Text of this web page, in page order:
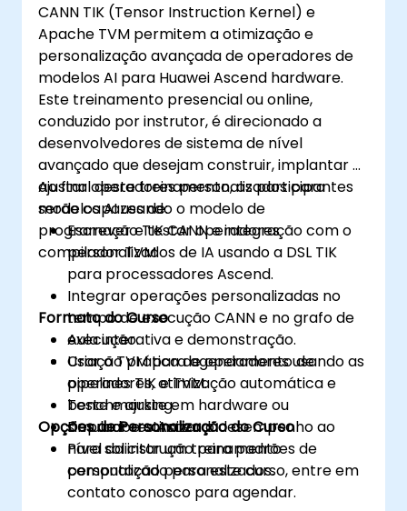
CANN TIK (Tensor Instruction Kernel) e
Apache TVM permitem a otimização e
personalização avançada de operadores de
modelos AI para Huawei Ascend hardware.
Este treinamento presencial ou online,
conduzido por instrutor, é direcionado a
desenvolvedores de sistema de nível
avançado que desejam construir, implantar e
ajustar operadores personalizados para
modelos AI usando o modelo de
programação TIK CANN e integração com o
compilador TVM.
Ao final deste treinamento, os participantes
serão capazes de:
Escrever e testar operadores
personalizados de IA usando a DSL TIK
para processadores Ascend.
Integrar operações personalizadas no
tempo de execução CANN e no grafo de
execução.
Usar o TVM para agendamento de
operadores, otimização automática e
benchmarking.
Depurar e otimizar o desempenho ao
nível da instrução para padrões de
computação personalizados.
Formato do Curso
Aula interativa e demonstração.
Criação prática de operadores usando as
pipelines TIK e TVM.
Teste e ajuste em hardware ou
simuladores Ascend.
Opções de Personalização do Curso
Para solicitar um treinamento
personalizado para este curso, entre em
contato conosco para agendar.